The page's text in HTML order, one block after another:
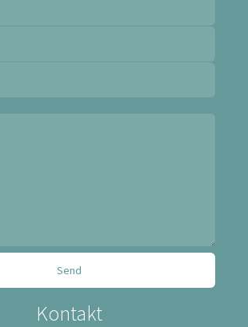
Kontakt